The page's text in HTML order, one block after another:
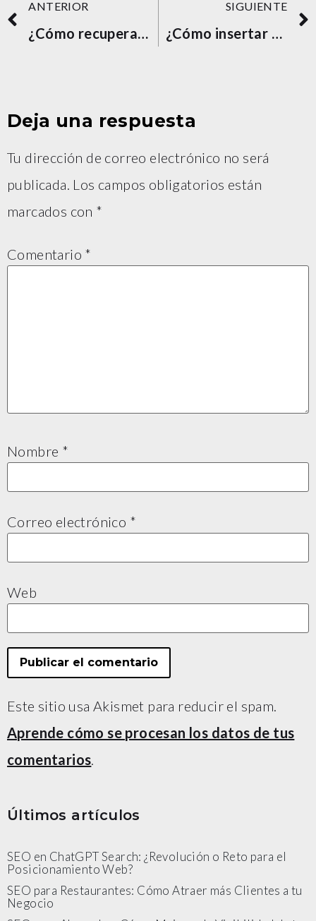
ANTERIOR
¿Cómo recuperar un sitio WordPress hackeado?
SIGUIENTE
¿Cómo insertar HTML en WordPress?
Deja una respuesta
Tu dirección de correo electrónico no será
publicada. Los campos obligatorios están
marcados con *
Comentario *
Nombre *
Correo electrónico *
Web
Este sitio usa Akismet para reducir el spam.
Aprende cómo se procesan los datos de tus
comentarios.
Últimos artículos
SEO en ChatGPT Search: ¿Revolución o Reto para el
Posicionamiento Web?
SEO para Restaurantes: Cómo Atraer más Clientes a tu
Negocio